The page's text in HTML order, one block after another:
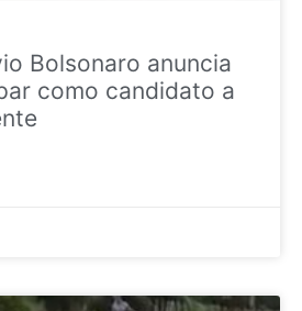
Bolsonaro anuncia
como candidato a